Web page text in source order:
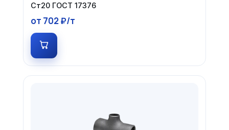
Ст20 ГОСТ 17376
от 702 ₽/т